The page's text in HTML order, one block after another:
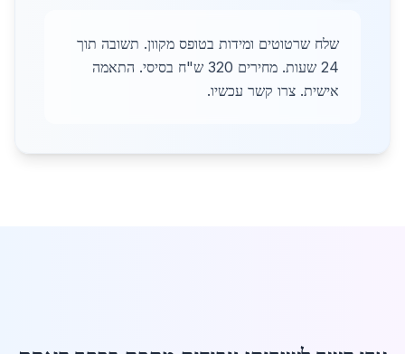
שלח שרטוטים ומידות בטופס מקוון. תשובה תוך
24 שעות. מחירים 320 ש"ח בסיסי. התאמה
אישית. צרו קשר עכשיו.